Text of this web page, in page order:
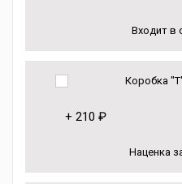
Входит в
Коробка
+ 210 ₽
Наценка